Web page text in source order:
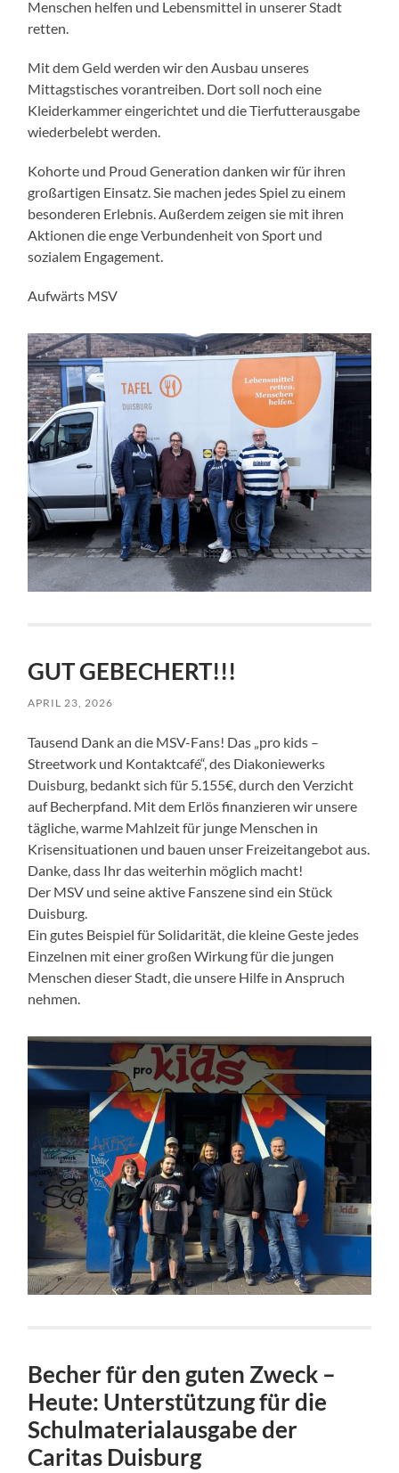
Menschen helfen und Lebensmittel in unserer Stadt
retten.
Mit dem Geld werden wir den Ausbau unseres
Mittagstisches vorantreiben. Dort soll noch eine
Kleiderkammer eingerichtet und die Tierfutterausgabe
wiederbelebt werden.
Kohorte und Proud Generation danken wir für ihren
großartigen Einsatz. Sie machen jedes Spiel zu einem
besonderen Erlebnis. Außerdem zeigen sie mit ihren
Aktionen die enge Verbundenheit von Sport und
sozialem Engagement.
Aufwärts MSV
GUT GEBECHERT!!!
APRIL 23, 2026
Tausend Dank an die MSV-Fans! Das „pro kids –
Streetwork und Kontaktcafé“, des Diakoniewerks
Duisburg, bedankt sich für 5.155€, durch den Verzicht
auf Becherpfand. Mit dem Erlös finanzieren wir unsere
tägliche, warme Mahlzeit für junge Menschen in
Krisensituationen und bauen unser Freizeitangebot aus.
Danke, dass Ihr das weiterhin möglich macht!
Der MSV und seine aktive Fanszene sind ein Stück
Duisburg.
Ein gutes Beispiel für Solidarität, die kleine Geste jedes
Einzelnen mit einer großen Wirkung für die jungen
Menschen dieser Stadt, die unsere Hilfe in Anspruch
nehmen.
Becher für den guten Zweck –
Heute: Unterstützung für die
Schulmaterialausgabe der
Caritas Duisburg